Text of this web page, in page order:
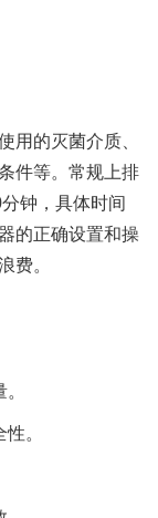
用的灭菌介质、
件等。常规上排
钟，具体时间
的正确设置和操
费。
。